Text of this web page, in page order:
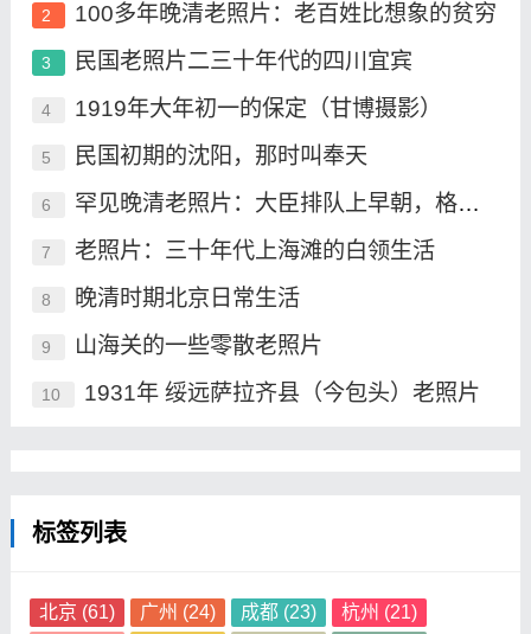
2 100多年晚清老照片：老百姓比想象的贫穷
3 民国老照片二三十年代的四川宜宾
4 1919年大年初一的保定（甘博摄影）
5 民国初期的沈阳，那时叫奉天
6 罕见晚清老照片：大臣排队上早朝，格格承包晚清最高颜值
7 老照片：三十年代上海滩的白领生活
8 晚清时期北京日常生活
9 山海关的一些零散老照片
10 1931年 绥远萨拉齐县（今包头）老照片
标签列表
北京 (61) 广州 (24) 成都(23) 杭州 (21)